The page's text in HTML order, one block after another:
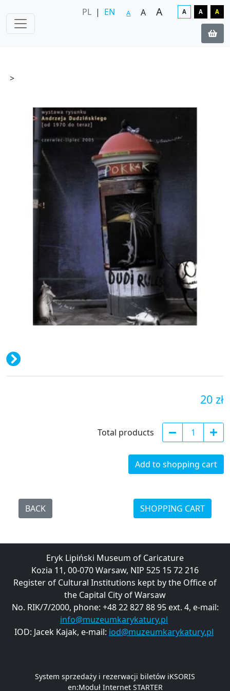
PL | EN A A A A A A
20 zł
Total products
Add to shopping cart
BACK SHOPPING CART
Eryk Lipiński Museum of Caricature
Kozia 11, 00-070 Warsaw, NIP 525 15 72 216
Register of Cultural Institutions kept by the Office of
the Capital City of Warsaw
No. RIK/7/2000, phone: +48 22 827 88 95 ext. 4, e-mail:
info@muzeumkarykatury.pl
IOD: Jacek Kajak, e-mail: iod@muzeumkarykatury.pl
System sprzedaży i rezerwacji biletów iKSORIS
en:Moduł Internet STARTER